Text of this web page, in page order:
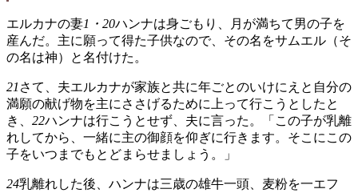
エルカナの妻1・20ハンナは身ごもり、月が満ちて男の子を
産んだ。主に願って得た子供なので、その名をサムエル（そ
の名は神）と名付けた。
21 さて、夫エルカナが家族と共に年ごとのいけにえと自分の
満願の献げ物を主にささげるために上って行こうとしたと
き、 22ハンナは行こうとせず、夫に言った。「この子が乳離
れしてから、一緒に主の御顔を仰ぎに行きます。そこにこの
子をいつまでもとどまらせましょう。」
24乳離れした後、ハンナは三歳の雄牛一頭、麦粉を一エフ